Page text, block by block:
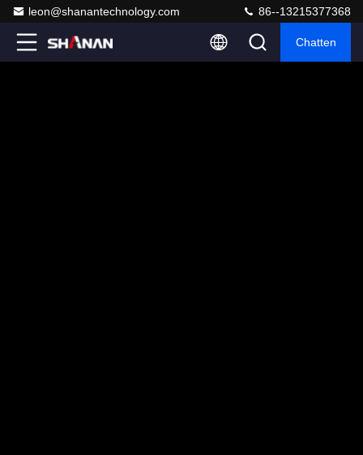
leon@shanantechnology.com 86--13215377368
Chatten